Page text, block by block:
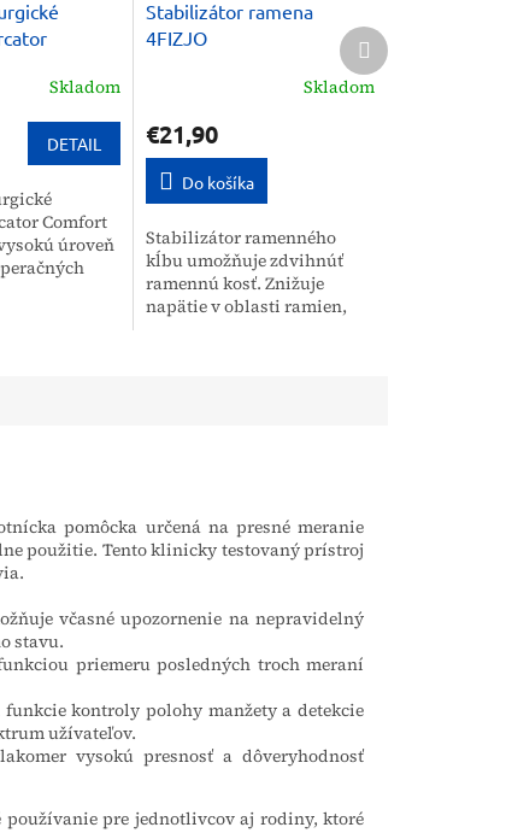
Skladom
DETAIL
Comfort
úroveň
Stabilizátor ramena
4FIZJO
Skladom
€21,90
Do košíka
Stabilizátor ramenného
kĺbu umožňuje zdvihnúť
ramennú kosť. Znižuje
napätie v oblasti ramien,
Ďalší
produkt
pomôcka určená na presné meranie
použitie. Tento klinicky testovaný prístroj
včasné upozornenie na nepravidelný
stavu.
priemeru posledných troch meraní
funkcie kontroly polohy manžety a detekcie
užívateľov.
vysokú presnosť a dôveryhodnosť
pre jednotlivcov aj rodiny, ktoré